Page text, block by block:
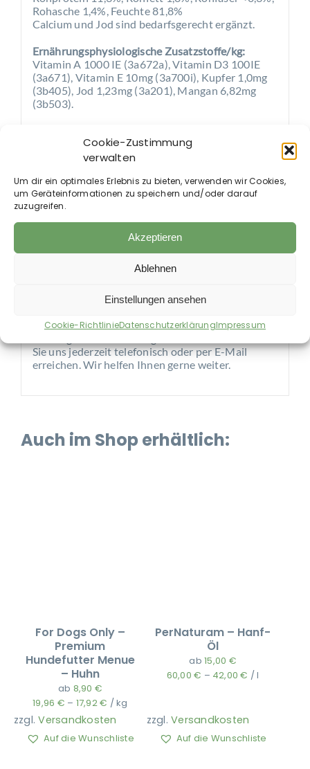
Cookie-Zustimmung
verwalten
Um dir ein optimales Erlebnis zu bieten, verwenden wir Cookies,
um Geräteinformationen zu speichern und/oder darauf
zuzugreifen.
Akzeptieren
Ablehnen
Einstellungen ansehen
Cookie-RichtlinieDatenschutzerklärungImpressum
Rohasche 1,4%, Feuchte 81,8%
Calcium und Jod sind bedarfsgerecht ergänzt.
Ernährungsphysiologische Zusatzstoffe/kg:
Vitamin A 1000 IE (3a672a), Vitamin D3 100IE
(3a671), Vitamin E 10mg (3a700i), Kupfer 1,0mg
(3b405), Jod 1,23mg (3a201), Mangan 6,82mg
(3b503).
üblichen Schwankungen. Charge und
Mindesthaltbarkeit siehe Bodenetikett HRA Ulm
Fütterungsempfehlung:
Für ausgewachsene Hunde gilt die Faustregel:
Tagesration: 3 – 3,5% des Körpergewichts
20 kg: 600 – 700g
Sie uns jederzeit telefonisch oder per E-Mail
erreichen. Wir helfen Ihnen gerne weiter.
Auch im Shop erhältlich:
For Dogs Only –
Premium
Hundefutter Menue
– Huhn
ab 8,90 €
19,96 € – 17,92€ /kg
zzgl.Versandkosten
Auf die Wunschliste
PerNaturam – Hanf-
Öl
ab15,00 €
60,00€ – 42,00€ /l
zzgl.Versandkosten
Auf die Wunschliste